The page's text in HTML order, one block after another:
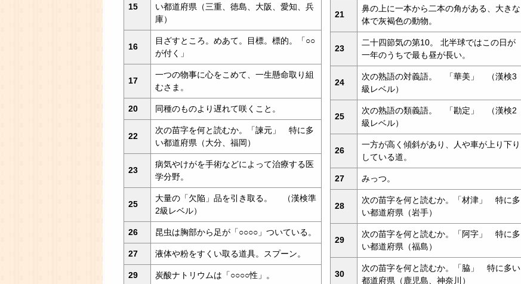
15
い都道府県（三重、徳島、大阪、愛知、兵
庫）
16
目ざすところ。めあて。目標。標的。「○○
が付く」
17
一つの物事に心をこめて、一生懸命取り組
むさま。
20 同種のものより遅れて咲くこと。
22
次の苗字を何と読むか。「諫元」 特に多
い都道府県（大分、福岡）
23
病気やけがを手術などによって治療する医
学分野。
25
大量の「欠陥」品を引き取る。 （漢検準
2級レベル）
26 昆虫は胸部から足が「○○○○」ついている。
27 液体や粉をすくい取る道具。スプーン。
29 炭酸ナトリウムは「○○○○性」。
21
鼻の上に一本から二本の角がある、大きな
体で灰褐色の動物。
23
二十四節気の第10。 北半球ではこの日が
一年のうちで最も昼が長い。
24
次の熟語の対義語。 「華美」 （漢検3
級レベル）
25
次の熟語の類義語。 「勘定」 （漢検2
級レベル）
26
一方が高く傾斜があり、人や車が上り下り
している道。
27 みっつ。
28
次の苗字を何と読むか。「材津」 特に多
い都道府県（岩手）
29
次の苗字を何と読むか。「阿字」 特に多
い都道府県（福島）
30
次の苗字を何と読むか。「脇」 特に多い
都道府県（鹿児島、神奈川）